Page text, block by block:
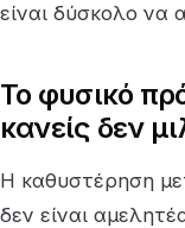
είναι δύσκολο να
Το φυσικό
κανείς δεν
Η καθυστέρηση
δεν είναι